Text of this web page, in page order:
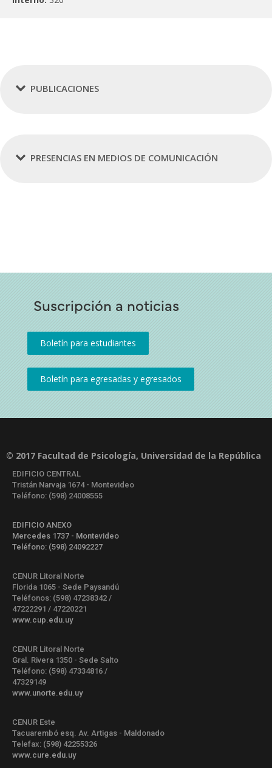
PUBLICACIONES
PRESENCIAS EN MEDIOS DE COMUNICACIÓN
Suscripción a noticias
© 2017 Facultad de Psicología, Universidad de la República
EDIFICIO CENTRAL
Tristán Narvaja 1674 - Montevideo
Teléfono: (598) 24008555
EDIFICIO ANEXO
Mercedes 1737 - Montevideo
Teléfono: (598) 24092227
CENUR Litoral Norte
Florida 1065 - Sede Paysandú
Teléfonos: (598) 47238342 /
47222291 / 47220221
www.cup.edu.uy
CENUR Litoral Norte
Gral. Rivera 1350 - Sede Salto
Teléfono: (598) 47334816 /
47329149
www.unorte.edu.uy
CENUR Este
Tacuarembó esq. Av. Artigas - Maldonado
Telefax: (598) 42255326
www.cure.edu.uy